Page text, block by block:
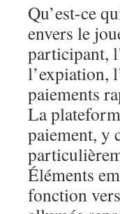
Qu’est-ce
envers le
participant,
l’expiation,
paiements
La
paiement, y
Éléments
fonction